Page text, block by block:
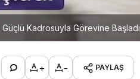
Güçlü Kadrosuyla Görevine Başladı
+ - PAYLAŞ